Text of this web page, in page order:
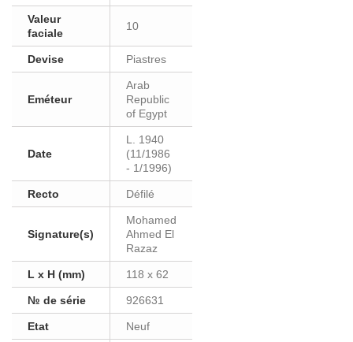
Valeur
faciale
10
Devise Piastres
Eméteur
Arab
Republic
of Egypt
Date
L. 1940
(11/1986
- 1/1996)
Recto Défilé
Signature(s)
Mohamed
Ahmed El
Razaz
L x H (mm) 118 x 62
№ de série 926631
Etat Neuf